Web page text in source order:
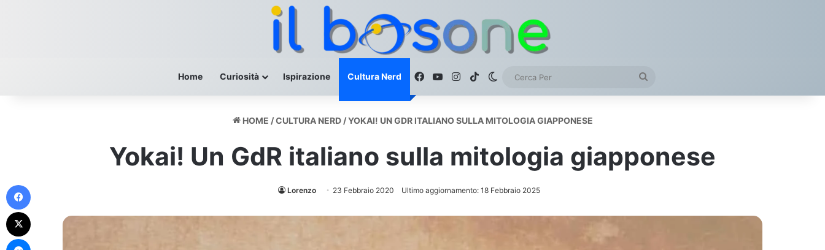
Home Curiosità Ispirazione Cultura Nerd FacebookYou TubeInstagram
TikTokCambia aspetto
Per
HOME / CULTURA NERD / YOKAI! UN GDR ITALIANO SULLA MITOLOGIA GIAPPONESE
Yokai! Un GdR italiano sulla mitologia giapponese
Lorenzo 23 Febbraio 2020 Ultimo aggiornamento: 18 Febbraio 2025